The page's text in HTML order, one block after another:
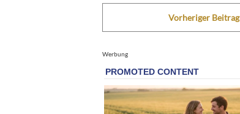
Vorheriger Beitrag
Werbung